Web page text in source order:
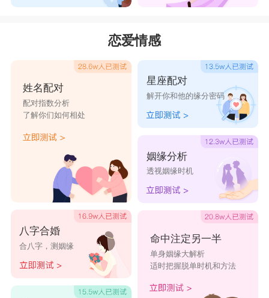
散
东施
举头
house
深藏blue vans如意
你在想
peach
关你
peace
even不值 Word妈呀
funny妈的
屁
恋爱情感
姓名配对
配对指数分析
了解你们如何相处
八字合婚
合八字，测姻缘
星座配对
解开你和他的缘分密码
姻缘分析
透视姻缘时机
命中注定另一半
单身姻缘大解析
适时把握脱单时机和方法